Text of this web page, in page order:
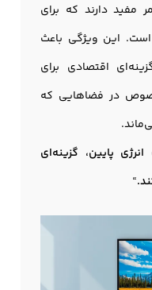
ساعت عمر مفید دارند که برای
است. این ویژگی باعث
اقتصادی برای
در فضاهایی که
پایین، گزینه‌ای
“